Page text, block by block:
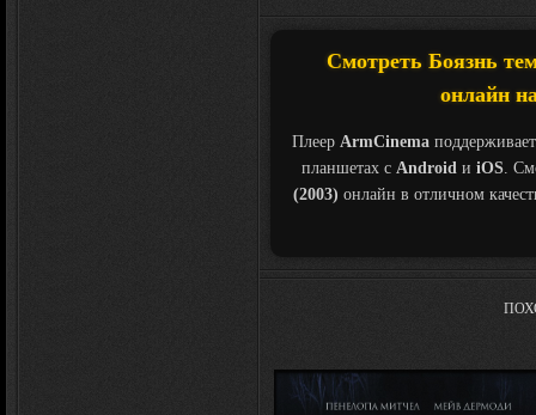
Смотреть Боязнь
онлайн
Плеер ArmCinema
планшетах с Android и iOS.
(2003) онлайн в отличном